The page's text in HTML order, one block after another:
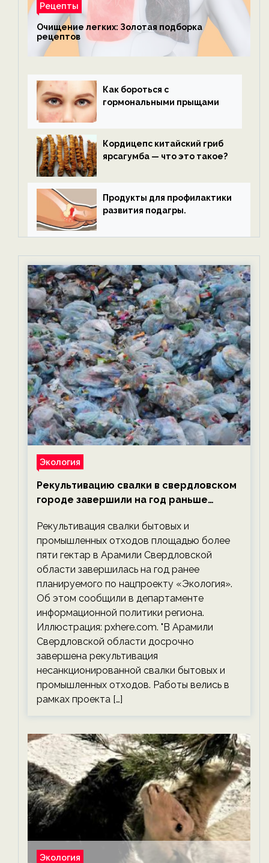
Рецепты
Очищение легких: Золотая подборка
рецептов
Как бороться с
гормональными прыщами
Кордицепс китайский гриб
ярсагумба — что это такое?
Продукты для профилактики
развития подагры.
Экология
Рекультивацию свалки в свердловском
городе завершили на год раньше
экологии на ECOportal
Рекультивация свалки бытовых и
промышленных отходов площадью более
пяти гектар в Арамили Свердловской
области завершилась на год ранее
планируемого по нацпроекту «Экология».
Об этом сообщили в департаменте
информационной политики региона.
Иллюстрация: pxhere.com. "В Арамили
Свердловской области досрочно
завершена рекультивация
несанкционированной свалки бытовых и
промышленных отходов. Работы велись в
рамках проекта […]
Экология